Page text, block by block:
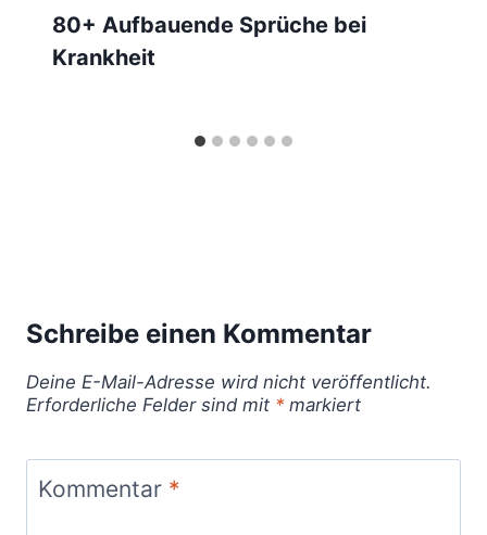
80+ Aufbauende Sprüche bei
Krankheit
Schreibe einen Kommentar
Deine E-Mail-Adresse wird nicht veröffentlicht.
Erforderliche Felder sind mit *markiert
Kommentar *